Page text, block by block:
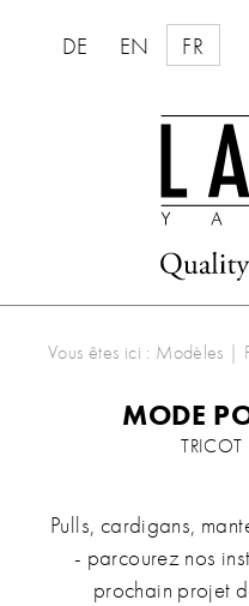
DE EN FR
Vous êtes ici : Modèles |
MODE
TRICOT
Pulls, cardigans,
- parcourez nos
prochain projet